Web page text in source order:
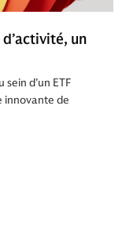
un
d’un ETF
innovante de